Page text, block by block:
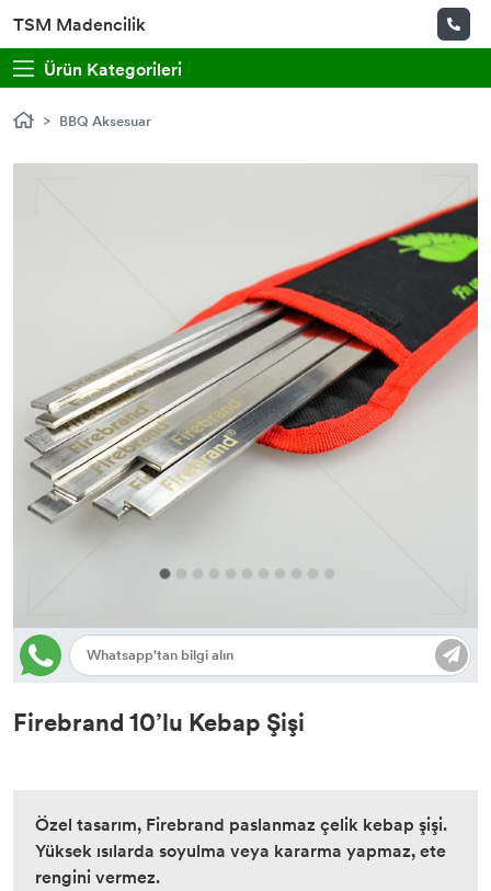
TSM Madencilik
Ürün Kategorileri
BBQ Aksesuar
Firebrand 10’lu Kebap Şişi
Özel tasarım, Firebrand paslanmaz çelik kebap şişi.
Yüksek ısılarda soyulma veya kararma yapmaz, ete
rengini vermez.